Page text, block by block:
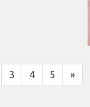
3 4 5 »